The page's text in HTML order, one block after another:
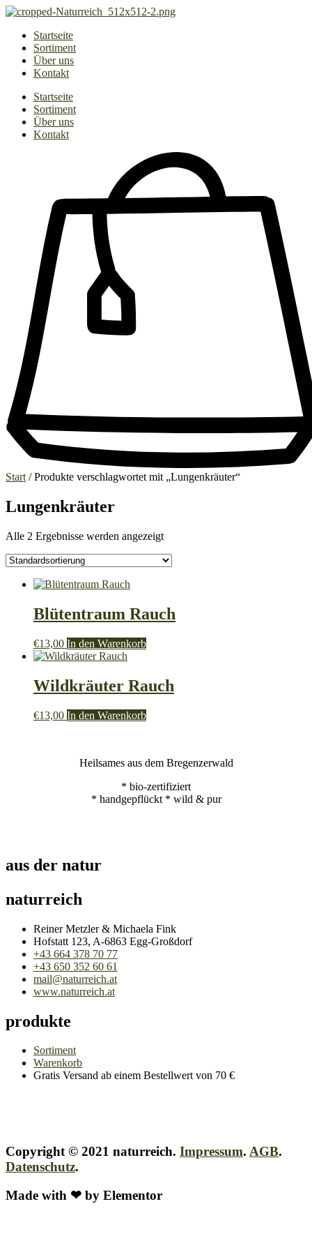
Zum
springenStartseite
Sortiment
Über uns
Kontakt
Startseite
Sortiment
Über uns
Kontakt
Start / Produkte verschlagwortet mit „Lungenkräuter“
Lungenkräuter
Alle 2 Ergebnisse werden angezeigt
Blütentraum Rauch
€13,00 In den Warenkorb
Wildkräuter Rauch
€13,00 In den Warenkorb
Heilsames aus dem Bregenzerwald
* bio-zertifiziert
* handgepflückt * wild & pur
aus der natur
naturreich
Reiner Metzler & Michaela Fink
Hofstatt 123, A-6863 Egg-Großdorf
+43 664 378 70 77
+43 650 352 60 61
mail@naturreich.at
www.naturreich.at
produkte
Sortiment
Warenkorb
Gratis Versand ab einem Bestellwert von 70 €
Copyright © 2021 naturreich. Impressum. AGB.
Datenschutz.
Made with ❤ by Elementor